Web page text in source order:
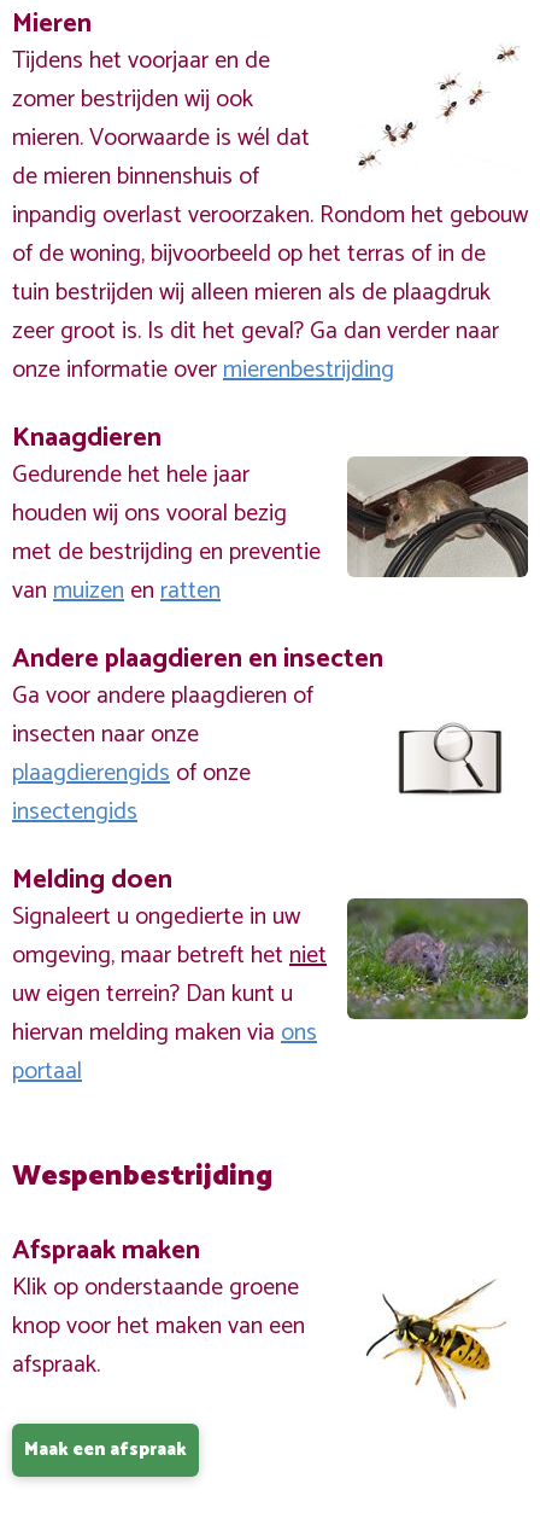
Mieren
Tijdens het voorjaar en de
zomer bestrijden wij ook
mieren. Voorwaarde is wél dat
de mieren binnenshuis of
inpandig overlast veroorzaken. Rondom het gebouw
of de woning, bijvoorbeeld op het terras of in de
tuin bestrijden wij alleen mieren als de plaagdruk
zeer groot is. Is dit het geval? Ga dan verder naar
onze informatie overmierenbestrijding
Knaagdieren
Gedurende het hele jaar
houden wij ons vooral bezig
met de bestrijding en preventie
vanmuizenenratten
Andere plaagdieren en insecten
Ga voor andere plaagdieren of
insecten naar onze
plaagdierengidsof onze
insectengids
Melding doen
Signaleert u ongedierte in uw
omgeving, maar betreft hetniet
uw eigen terrein? Dan kunt u
hiervan melding maken viaons
portaal
Wespenbestrijding
Afspraak maken
Klik op onderstaande groene
knop voor het maken van een
afspraak.
Maak een afspraak